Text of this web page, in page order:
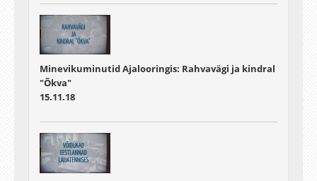
Minevikuminutid Ajalooringis: Rahvavägi ja kindral
"Õkva"
15.11.18